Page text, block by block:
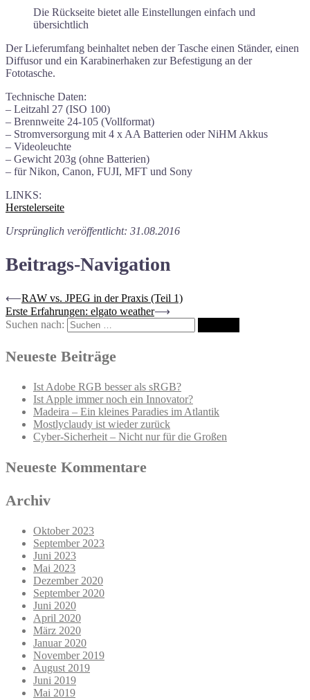
Die Rückseite bietet alle Einstellungen einfach und
übersichtlich
Der Lieferumfang beinhaltet neben der Tasche einen Ständer, einen
Diffusor und ein Karabinerhaken zur Befestigung an der
Fototasche.
Technische Daten:
– Leitzahl 27 (ISO 100)
– Brennweite 24-105 (Vollformat)
– Stromversorgung mit 4 x AA Batterien oder NiHM Akkus
– Videoleuchte
– Gewicht 203g (ohne Batterien)
– für Nikon, Canon, FUJI, MFT und Sony
LINKS:
Herstelerseite
Ursprünglich veröffentlicht: 31.08.2016
Beitrags-Navigation
⟵RAW vs. JPEG in der Praxis (Teil 1)
Erste Erfahrungen: elgato weather⟶
Suchen nach:
Neueste Beiträge
Ist Adobe RGB besser als sRGB?
Ist Apple immer noch ein Innovator?
Madeira – Ein kleines Paradies im Atlantik
Mostlyclaudy ist wieder zurück
Cyber-Sicherheit – Nicht nur für die Großen
Neueste Kommentare
Archiv
Oktober 2023
September 2023
Juni 2023
Mai 2023
Dezember 2020
September 2020
Juni 2020
April 2020
März 2020
Januar 2020
November 2019
August 2019
Juni 2019
Mai 2019